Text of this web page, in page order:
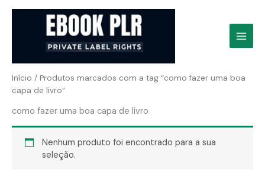
Início / Produtos marcados com a tag “como fazer uma boa
capa de livro”
como fazer uma boa capa de livro
Nenhum produto foi encontrado para a sua
seleção.